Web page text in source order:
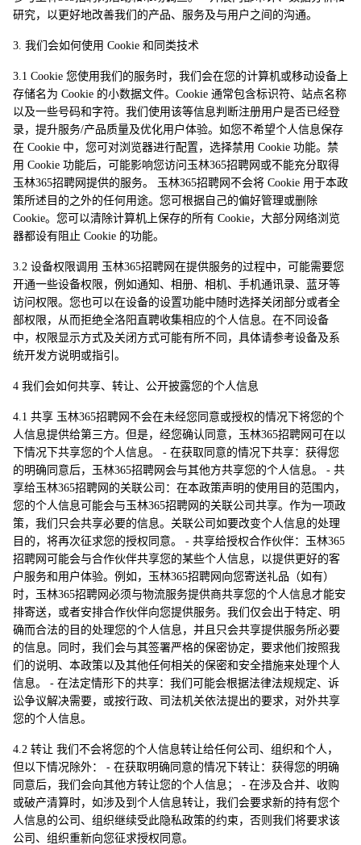
研究，以更好地改善我们的产品、服务及与用户之间的沟通。
3. 我们会如何使用 Cookie 和同类技术
3.1 Cookie 您使用我们的服务时，我们会在您的计算机或移动设备上
存储名为 Cookie 的小数据文件。Cookie 通常包含标识符、站点名称
以及一些号码和字符。我们使用该等信息判断注册用户是否已经登
录，提升服务/产品质量及优化用户体验。如您不希望个人信息保存
在 Cookie 中，您可对浏览器进行配置，选择禁用 Cookie 功能。禁
用 Cookie 功能后，可能影响您访问玉林365招聘网或不能充分取得
玉林365招聘网提供的服务。 玉林365招聘网不会将 Cookie 用于本政
策所述目的之外的任何用途。您可根据自己的偏好管理或删除
Cookie。您可以清除计算机上保存的所有 Cookie，大部分网络浏览
器都设有阻止 Cookie 的功能。
3.2 设备权限调用 玉林365招聘网在提供服务的过程中，可能需要您
开通一些设备权限，例如通知、相册、相机、手机通讯录、蓝牙等
访问权限。您也可以在设备的设置功能中随时选择关闭部分或者全
部权限，从而拒绝全洛阳直聘收集相应的个人信息。在不同设备
中，权限显示方式及关闭方式可能有所不同，具体请参考设备及系
统开发方说明或指引。
4 我们会如何共享、转让、公开披露您的个人信息
4.1 共享 玉林365招聘网不会在未经您同意或授权的情况下将您的个
人信息提供给第三方。但是，经您确认同意，玉林365招聘网可在以
下情况下共享您的个人信息。 - 在获取同意的情况下共享：获得您
的明确同意后，玉林365招聘网会与其他方共享您的个人信息。 - 共
享给玉林365招聘网的关联公司：在本政策声明的使用目的范围内，
您的个人信息可能会与玉林365招聘网的关联公司共享。作为一项政
策，我们只会共享必要的信息。关联公司如要改变个人信息的处理
目的，将再次征求您的授权同意。 - 共享给授权合作伙伴：玉林365
招聘网可能会与合作伙伴共享您的某些个人信息，以提供更好的客
户服务和用户体验。例如，玉林365招聘网向您寄送礼品（如有）
时，玉林365招聘网必须与物流服务提供商共享您的个人信息才能安
排寄送，或者安排合作伙伴向您提供服务。我们仅会出于特定、明
确而合法的目的处理您的个人信息，并且只会共享提供服务所必要
的信息。同时，我们会与其签署严格的保密协定，要求他们按照我
们的说明、本政策以及其他任何相关的保密和安全措施来处理个人
信息。 - 在法定情形下的共享：我们可能会根据法律法规规定、诉
讼争议解决需要，或按行政、司法机关依法提出的要求，对外共享
您的个人信息。
4.2 转让 我们不会将您的个人信息转让给任何公司、组织和个人，
但以下情况除外： - 在获取明确同意的情况下转让：获得您的明确
同意后，我们会向其他方转让您的个人信息； - 在涉及合并、收购
或破产清算时，如涉及到个人信息转让，我们会要求新的持有您个
人信息的公司、组织继续受此隐私政策的约束，否则我们将要求该
公司、组织重新向您征求授权同意。